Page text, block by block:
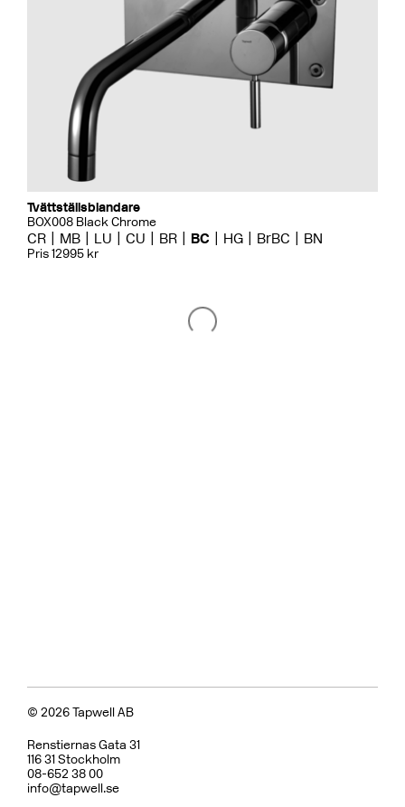
Tvättställsblandare
BOX008 Black Chrome
CR MB LU CU BR BC HG BrBC BN
Pris 12995 kr